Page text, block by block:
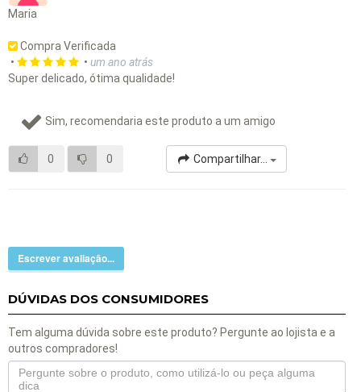
Maria
Compra Verificada
•
• um ano atrás
Super delicado, ótima qualidade!
Sim, recomendaria este produto a um amigo
0 0 Compartilhar...
Escrever avaliação...
DÚVIDAS DOS CONSUMIDORES
Tem alguma dúvida sobre este produto? Pergunte ao lojista e a
outros compradores!